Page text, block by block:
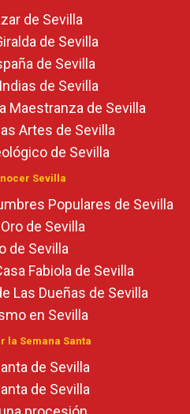
de Sevilla
de Sevilla
de Sevilla
de Sevilla
Maestranza de Sevilla
Artes de Sevilla
de Sevilla
Sevilla
Populares de Sevilla
de Sevilla
de Sevilla
Fabiola de Sevilla
Las Dueñas de Sevilla
en Sevilla
la Semana Santa
de Sevilla
de Sevilla